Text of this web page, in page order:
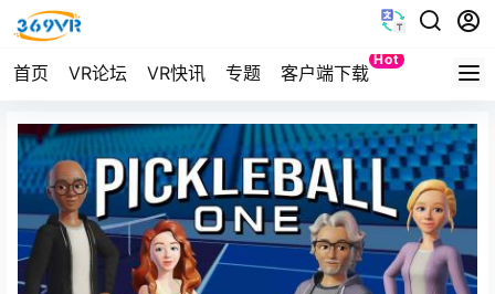
首页 VR论坛 VR快讯 专题 客户端下载
Hot
Quest